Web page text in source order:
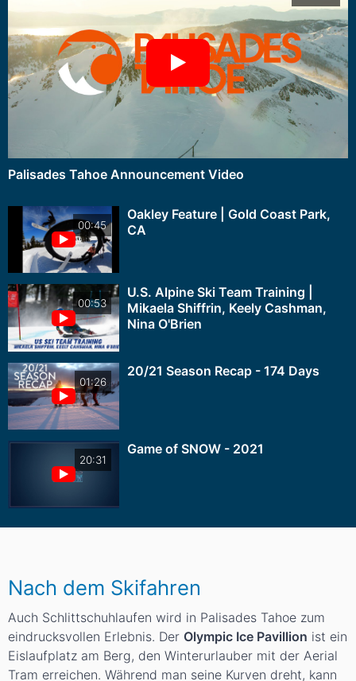
Palisades Tahoe Announcement Video
00:45
Oakley Feature | Gold Coast Park,
CA
00:53
U.S. Alpine Ski Team Training |
Mikaela Shiffrin, Keely Cashman,
Nina O'Brien
01:26
20/21 Season Recap - 174 Days
20:31
Game of SNOW - 2021
Nach dem Skifahren
Auch Schlittschuhlaufen wird in Palisades Tahoe zum
eindrucksvollen Erlebnis. Der Olympic Ice Pavillion ist ein
Eislaufplatz am Berg, den Winterurlauber mit der Aerial
Tram erreichen. Während man seine Kurven dreht, kann